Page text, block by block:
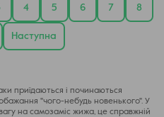
4 5 6 7 8
Наступна
приїдаються і починаються
"чого-небудь новенького". У
на самозаміс жижа, це справжній